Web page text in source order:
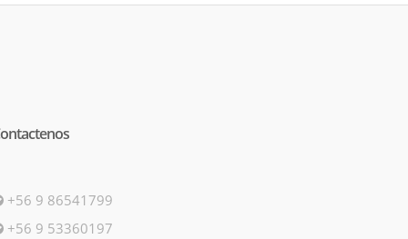
+56 9 86541799
+56 9 53360197